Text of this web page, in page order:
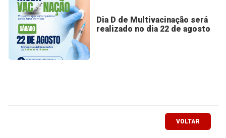
Dia D de Multivacinação será
realizado no dia 22 de agosto
VOLTAR